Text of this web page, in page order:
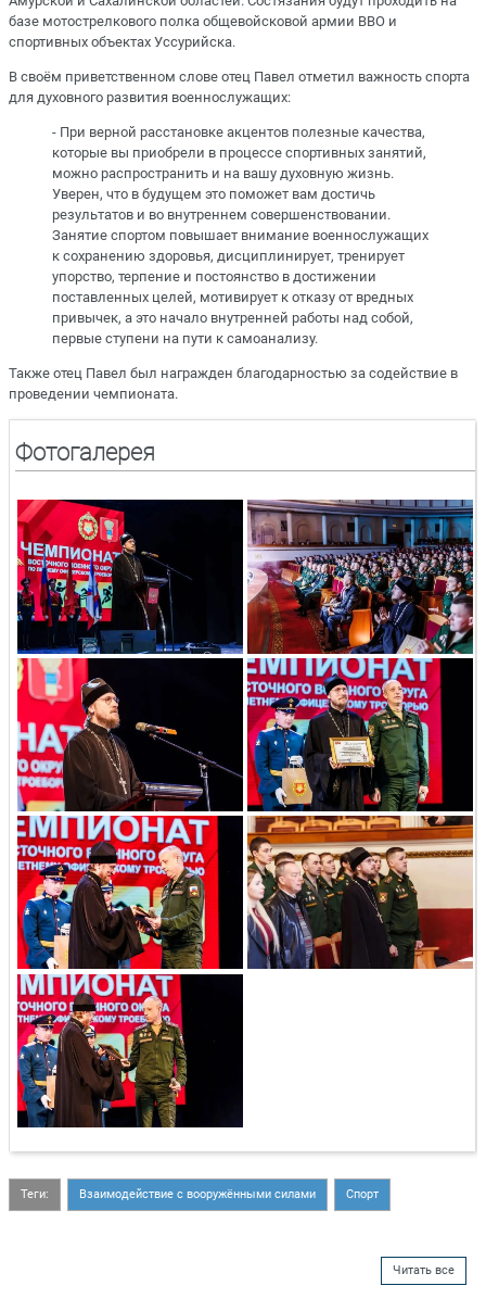
базе мотострелкового полка общевойсковой армии ВВО и
спортивных объектах Уссурийска.
В своём приветственном слове отец Павел отметил важность спорта
для духовного развития военнослужащих:
- При верной расстановке акцентов полезные качества,
которые вы приобрели в процессе спортивных занятий,
можно распространить и на вашу духовную жизнь.
Уверен, что в будущем это поможет вам достичь
результатов и во внутреннем совершенствовании.
Занятие спортом повышает внимание военнослужащих
к сохранению здоровья, дисциплинирует, тренирует
упорство, терпение и постоянство в достижении
поставленных целей, мотивирует к отказу от вредных
привычек, а это начало внутренней работы над собой,
первые ступени на пути к самоанализу.
Также отец Павел был награжден благодарностью за содействие в
проведении чемпионата.
Фотогалерея
Теги: Взаимодействие с вооружёнными силами Спорт
Читать все